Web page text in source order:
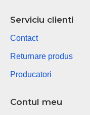
Serviciu clienti
Contact
Returnare produs
Producatori
Contul meu